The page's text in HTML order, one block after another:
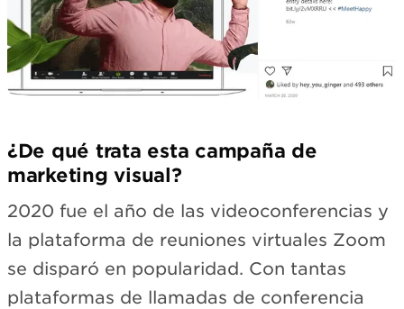
¿De qué trata esta campaña de
marketing visual?
2020 fue el año de las videoconferencias y
la plataforma de reuniones virtuales Zoom
se disparó en popularidad. Con tantas
plataformas de llamadas de conferencia